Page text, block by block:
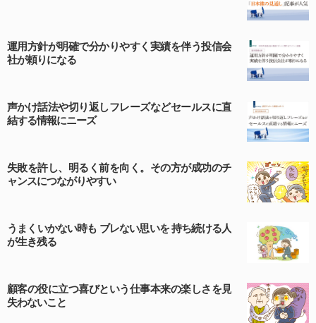
よびパスワードの第三者への漏洩、利用許諾、貸与、譲
をしてはならないものとします。ユーザー名およびパス
ワードの使用によって生じた損害の責任は、会員が負う
ものとし、当社は一切の責任を負わないものとします。
第５条（著作権）
当社もしくは著作物の著作者または著作権者に帰属する
ものとします。会員は、当社著作物について複製、転
用、公衆送信、譲渡、翻案および翻訳などの著作権、商
す。
第６条（サービス内容の停止・変更）
当社は、一定の予告期間をもって本サイトのサービス停
運用方針が明確で分かりやすく実績を伴う投信会
社が頼りになる
声かけ話法や切り返しフレーズなどセールスに直
結する情報にニーズ
失敗を許し、明るく前を向く。その方が成功のチ
ャンスにつながりやすい
うまくいかない時も ブレない思いを 持ち続ける人
が生き残る
顧客の役に立つ喜びという仕事本来の楽しさを見
失わないこと